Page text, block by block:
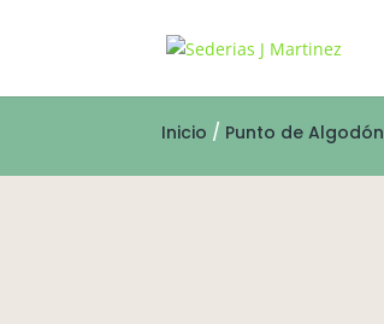
Inicio / Punto de Algodón